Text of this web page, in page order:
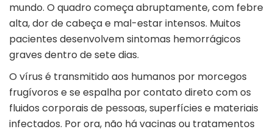
mundo. O quadro começa abruptamente, com febre
alta, dor de cabeça e mal-estar intensos. Muitos
pacientes desenvolvem sintomas hemorrágicos
graves dentro de sete dias.
O vírus é transmitido aos humanos por morcegos
frugívoros e se espalha por contato direto com os
fluidos corporais de pessoas, superfícies e materiais
infectados. Por ora, não há vacinas ou tratamentos